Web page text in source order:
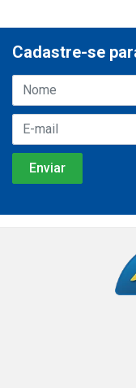
Cadastre-se